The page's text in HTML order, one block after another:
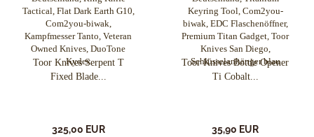
Toor Knives Serpent T
Fixed Blade...
325,00 EUR
Toor Knives Bottle Opener
Ti Cobalt...
35,90 EUR